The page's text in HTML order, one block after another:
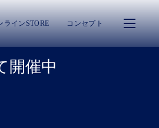
ラインSTORE コンセプト
開催中